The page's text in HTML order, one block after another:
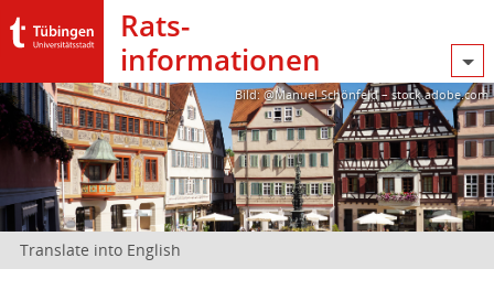
Rats­
informationen
Bild: @Manuel Schönfeld – stock.adobe.com
Translate into English